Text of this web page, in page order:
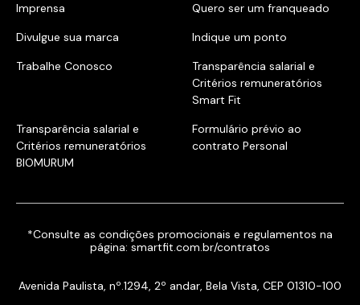
Imprensa
Quero ser um franqueado
Divulgue sua marca
Indique um ponto
Trabalhe Conosco
Transparência salarial e
Critérios remuneratórios
Smart Fit
Transparência salarial e
Critérios remuneratórios
BIOMURUM
Formulário prévio ao
contrato Personal
*Consulte as condições promocionais e regulamentos na
página: smartfit.com.br/contratos
Avenida Paulista, nº.1294, 2º andar, Bela Vista, CEP 01310-100